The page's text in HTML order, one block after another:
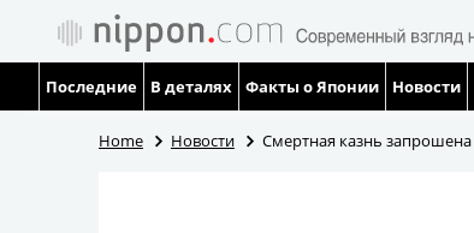
Последние В деталях Факты о Японии Новости
Home Новости Смертная казнь запрошена